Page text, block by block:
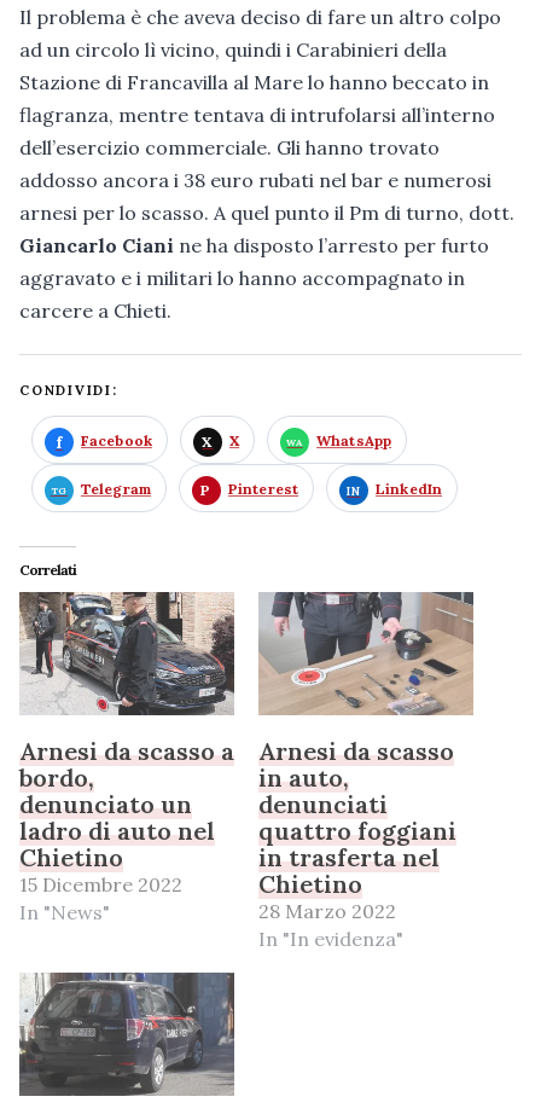
Il problema è che aveva deciso di fare un altro colpo
ad un circolo lì vicino, quindi i Carabinieri della
Stazione di Francavilla al Mare lo hanno beccato in
flagranza, mentre tentava di intrufolarsi all’interno
dell’esercizio commerciale. Gli hanno trovato
addosso ancora i 38 euro rubati nel bar e numerosi
arnesi per lo scasso. A quel punto il Pm di turno, dott.
Giancarlo Ciani ne ha disposto l’arresto per furto
aggravato e i militari lo hanno accompagnato in
carcere a Chieti.
CONDIVIDI:
Facebook X WhatsApp
Telegram Pinterest LinkedIn
Correlati
Arnesi da scasso a
bordo,
denunciato un
ladro di auto nel
Chietino
15 Dicembre 2022
In "News"
Arnesi da scasso
in auto,
denunciati
quattro foggiani
in trasferta nel
Chietino
28 Marzo 2022
In "In evidenza"